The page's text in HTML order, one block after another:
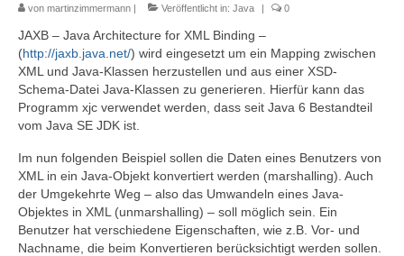
Datenschutz
von martinzimmermann | Veröffentlicht in: Java | 0
JAXB – Java Architecture for XML Binding –
(http://jaxb.java.net/) wird eingesetzt um ein Mapping zwischen
XML und Java-Klassen herzustellen und aus einer XSD-
Schema-Datei Java-Klassen zu generieren. Hierfür kann das
Programm xjc verwendet werden, dass seit Java 6 Bestandteil
vom Java SE JDK ist.
Im nun folgenden Beispiel sollen die Daten eines Benutzers von
XML in ein Java-Objekt konvertiert werden (marshalling). Auch
der Umgekehrte Weg – also das Umwandeln eines Java-
Objektes in XML (unmarshalling) – soll möglich sein. Ein
Benutzer hat verschiedene Eigenschaften, wie z.B. Vor- und
Nachname, die beim Konvertieren berücksichtigt werden sollen.